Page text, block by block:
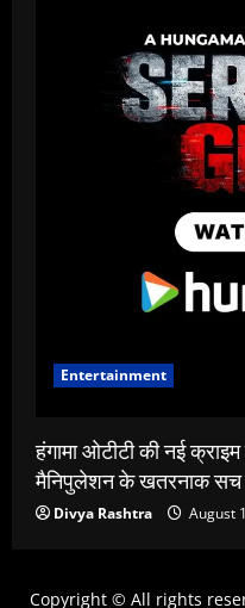
Entertainment
हंगामा ओटीटी की नई क्राइम
मैनिपुलेशन के खतरनाक सच
Divya Rashtra August
Copyright © All rights